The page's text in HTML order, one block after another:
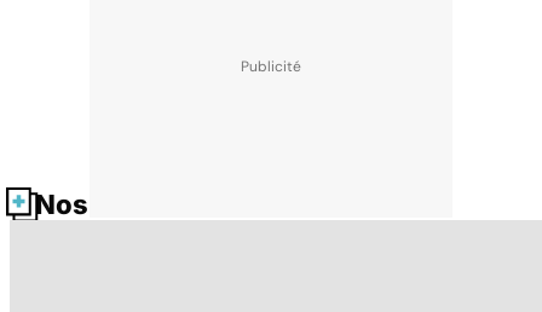
Nos fiches santé